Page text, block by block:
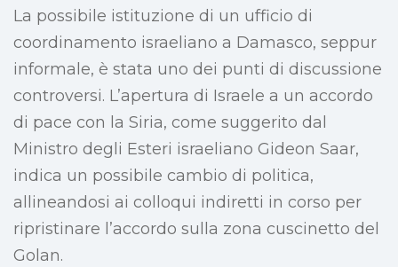
La possibile istituzione di un ufficio di
coordinamento israeliano a Damasco, seppur
informale, è stata uno dei punti di discussione
controversi. L’apertura di Israele a un accordo
di pace con la Siria, come suggerito dal
Ministro degli Esteri israeliano Gideon Saar,
indica un possibile cambio di politica,
allineandosi ai colloqui indiretti in corso per
ripristinare l’accordo sulla zona cuscinetto del
Golan.